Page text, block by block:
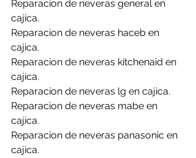
Reparacion de neveras general en
cajica.
Reparacion de neveras haceb en
cajica.
Reparacion de neveras kitchenaid en
cajica.
Reparacion de neveras lg en cajica.
Reparacion de neveras mabe en
cajica.
Reparacion de neveras panasonic en
cajica.